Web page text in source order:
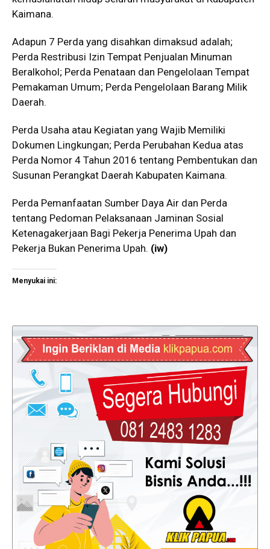
Kaimana.
Adapun 7 Perda yang disahkan dimaksud adalah;
Perda Restribusi Izin Tempat Penjualan Minuman
Beralkohol; Perda Penataan dan Pengelolaan Tempat
Pemakaman Umum; Perda Pengelolaan Barang Milik
Daerah.
Perda Usaha atau Kegiatan yang Wajib Memiliki
Dokumen Lingkungan; Perda Perubahan Kedua atas
Perda Nomor 4 Tahun 2016 tentang Pembentukan dan
Susunan Perangkat Daerah Kabupaten Kaimana.
Perda Pemanfaatan Sumber Daya Air dan Perda
tentang Pedoman Pelaksanaan Jaminan Sosial
Ketenagakerjaan Bagi Pekerja Penerima Upah dan
Pekerja Bukan Penerima Upah. (iw)
Menyukai ini: